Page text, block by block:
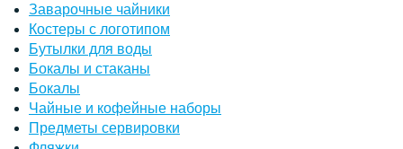
Заварочные чайники
Костеры с логотипом
Бутылки для воды
Бокалы и стаканы
Бокалы
Чайные и кофейные наборы
Предметы сервировки